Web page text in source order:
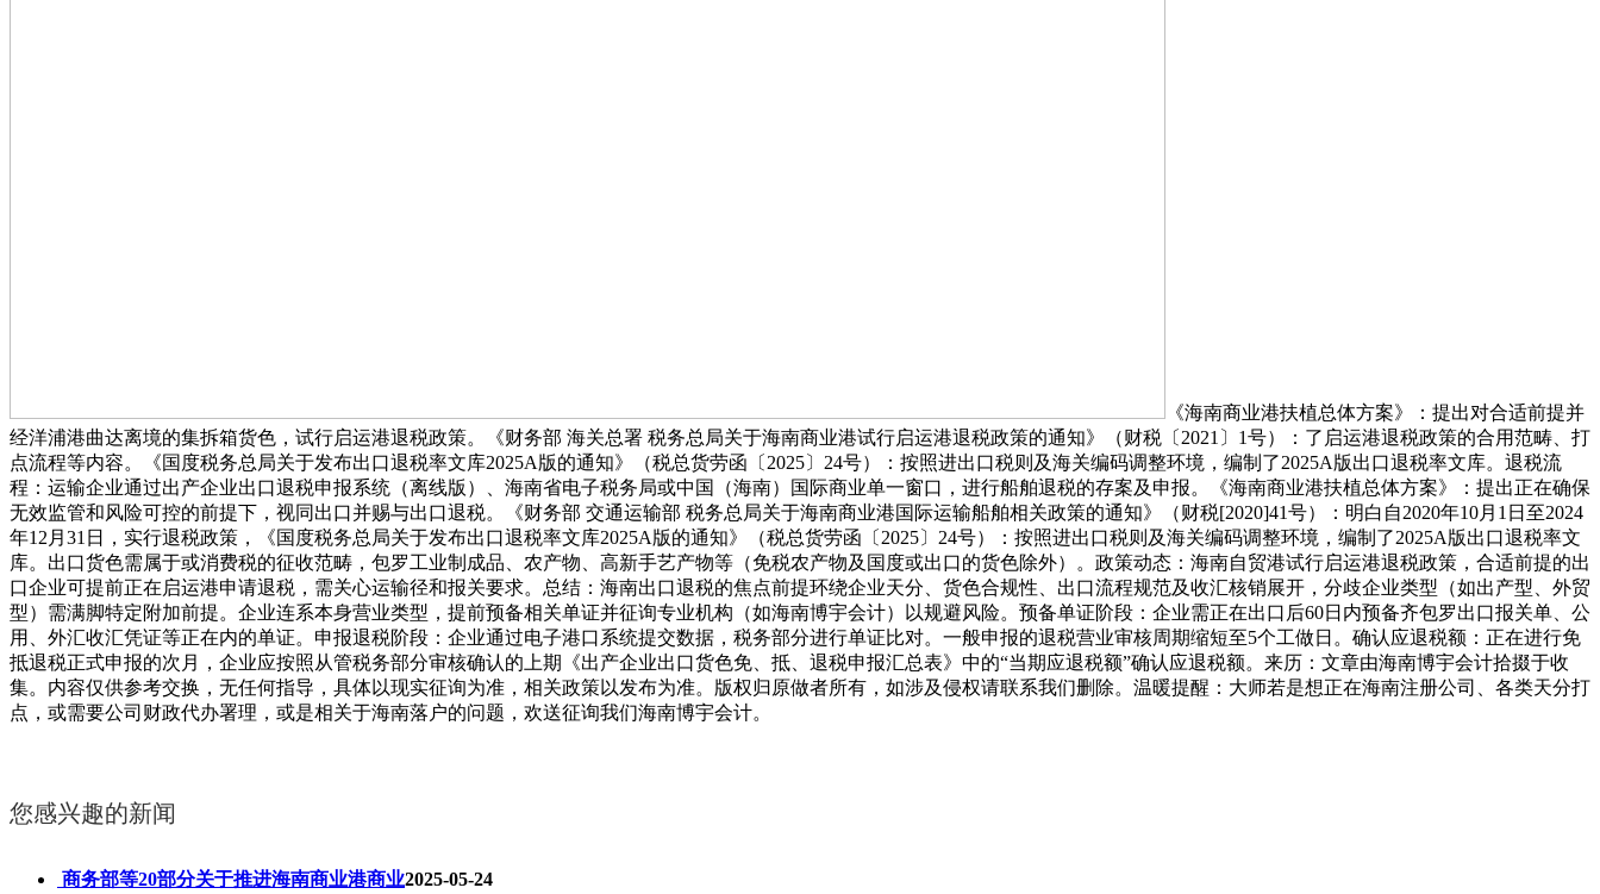
《海南商业港扶植总体方案》：提出对合适前提并
经洋浦港曲达离境的集拆箱货色，试行启运港退税政策。《财务部 海关总署 税务总局关于海南商业港试行启运港退税政策的通知》（财税〔2021〕1号）：了启运港退税政策的合用范畴、打
点流程等内容。《国度税务总局关于发布出口退税率文库2025A版的通知》（税总货劳函〔2025〕24号）：按照进出口税则及海关编码调整环境，编制了2025A版出口退税率文库。退税流
程：运输企业通过出产企业出口退税申报系统（离线版）、海南省电子税务局或中国（海南）国际商业单一窗口，进行船舶退税的存案及申报。《海南商业港扶植总体方案》：提出正在确保
无效监管和风险可控的前提下，视同出口并赐与出口退税。《财务部 交通运输部 税务总局关于海南商业港国际运输船舶相关政策的通知》（财税[2020]41号）：明白自2020年10月1日至2024
年12月31日，实行退税政策，《国度税务总局关于发布出口退税率文库2025A版的通知》（税总货劳函〔2025〕24号）：按照进出口税则及海关编码调整环境，编制了2025A版出口退税率文
库。出口货色需属于或消费税的征收范畴，包罗工业制成品、农产物、高新手艺产物等（免税农产物及国度或出口的货色除外）。政策动态：海南自贸港试行启运港退税政策，合适前提的出
口企业可提前正在启运港申请退税，需关心运输径和报关要求。总结：海南出口退税的焦点前提环绕企业天分、货色合规性、出口流程规范及收汇核销展开，分歧企业类型（如出产型、外贸
型）需满脚特定附加前提。企业连系本身营业类型，提前预备相关单证并征询专业机构（如海南博宇会计）以规避风险。预备单证阶段：企业需正在出口后60日内预备齐包罗出口报关单、公
用、外汇收汇凭证等正在内的单证。申报退税阶段：企业通过电子港口系统提交数据，税务部分进行单证比对。一般申报的退税营业审核周期缩短至5个工做日。确认应退税额：正在进行免
抵退税正式申报的次月，企业应按照从管税务部分审核确认的上期《出产企业出口货色免、抵、退税申报汇总表》中的“当期应退税额”确认应退税额。来历：文章由海南博宇会计拾掇于收
集。内容仅供参考交换，无任何指导，具体以现实征询为准，相关政策以发布为准。版权归原做者所有，如涉及侵权请联系我们删除。温暖提醒：大师若是想正在海南注册公司、各类天分打
点，或需要公司财政代办署理，或是相关于海南落户的问题，欢送征询我们海南博宇会计。
您感兴趣的新闻
商务部等20部分关于推进海南商业港商业2025-05-24